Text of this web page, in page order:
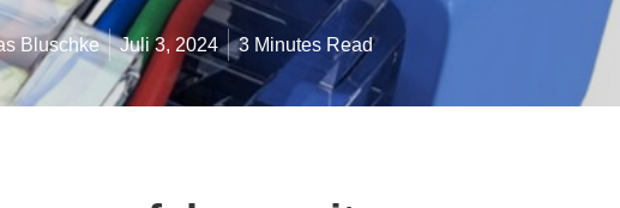
Bluschke Juli 3, 2024 3 Minutes Read